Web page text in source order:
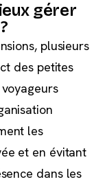
gérer
plusieurs
des petites
les
et en évitant
dans les